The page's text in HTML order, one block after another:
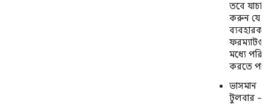
তবে যাচাই
করুন যে
মধ্যে
করতে
ভাসমান
টুলবার —